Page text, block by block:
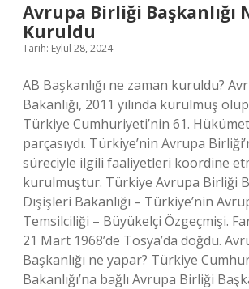
Avrupa Birliği Başkanlığı
Kuruldu
Tarih: Eylül 28, 2024
AB Başkanlığı ne zaman kuruldu?
Bakanlığı, 2011 yılında kurulmuş
Türkiye Cumhuriyeti’nin 61.
parçasıydı. Türkiye’nin Avrupa
süreciyle ilgili faaliyetleri koordine
kurulmuştur. Türkiye Avrupa Birliği
Dışişleri Bakanlığı – Türkiye’nin
Temsilciliği – Büyükelçi Özgeçmişi.
21 Mart 1968’de Tosya’da doğdu.
Başkanlığı ne yapar? Türkiye
Bakanlığı’na bağlı Avrupa Birliği